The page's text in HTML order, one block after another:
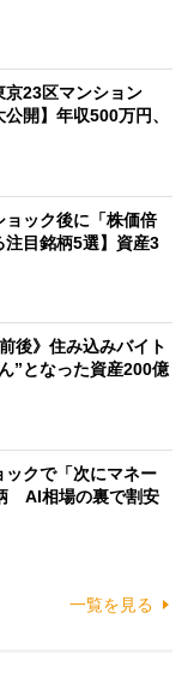
京23区マンション
公開】年収500万円、
ョック後に「株価倍
注目銘柄5選】資産3
後》住み込みバイト
”となった資産200億
ックで「次にマネー
AI相場の裏で割安
一覧を見る